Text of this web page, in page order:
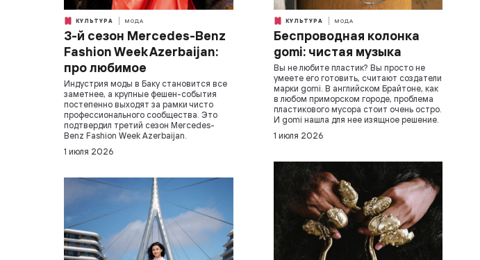
КУЛЬТУРА МОДА
3-й сезон Mercedes-Benz
Fashion Week Azerbaijan:
про любимое
Индустрия моды в Баку становится все
заметнее, а крупные фешен-события
постепенно выходят за рамки чисто
профессионального сообщества. Это
подтвердил третий сезон Mercedes-
Benz Fashion Week Azerbaijan.
1 июля 2026
КУЛЬТУРА МОДА
Беспроводная колонка
gomi: чистая музыка
Вы не любите пластик? Вы просто не
умеете его готовить, считают создатели
марки gomi. В английском Брайтоне, как
в любом приморском городе, проблема
пластикового мусора стоит очень остро.
И gomi нашла для нее изящное решение.
1 июля 2026